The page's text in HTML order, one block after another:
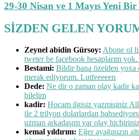
29-30 Nisan ve 1 Mayıs Yeni
SİZDEN GELEN
Zeynel abidin Gürsoy: Abone ol
tweter be facebook hesaplarım
Bestami: Bildir bana özelden yoxa
merak ediyorum. Lutfeeeeen
Dede: Ne dir o zaman olay kadir
bilelim
kadir: Hocam ilgisiz yazmisiniz
ile 2 trilyon dolarlardan
uzman arkadaşım var olay
kemal yıldırım: Eğer ayağınızın